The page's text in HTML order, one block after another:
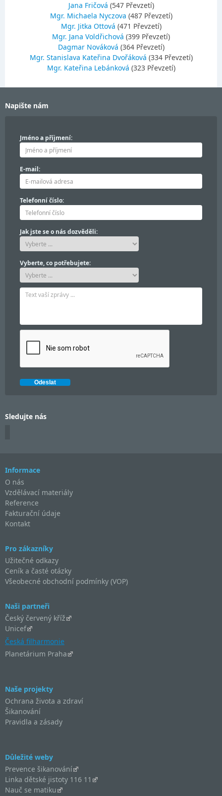
Jana Fričová (547 Převzetí)
Mgr. Michaela Nyczova (487 Převzetí)
Mgr. Jitka Ottová (471 Převzetí)
Mgr. Jana Voldřichová (399 Převzetí)
Dagmar Nováková (364 Převzetí)
Mgr. Stanislava Kateřina Dvořáková (334 Převzetí)
Mgr. Kateřina Lebánková (323 Převzetí)
Napište nám
Jméno a příjmení:
E-mail:
Telefonní číslo:
Jak jste se o nás dozvěděli:
Vyberte, co potřebujete:
Sledujte nás
Informace
O nás
Vzdělávací materiály
Reference
Fakturační údaje
Kontakt
Pro zákazníky
Užitečné odkazy
Ceník a časté otázky
Všeobecné obchodní podmínky (VOP)
Naši partneři
Český červený kříž
Unicef
Česká filharmonie
Planetárium Praha
Naše projekty
Ochrana života a zdraví
Šikanování
Pravidla a zásady
Důležité weby
Prevence šikanování
Linka dětské jistoty 116 11
Nauč se matiku